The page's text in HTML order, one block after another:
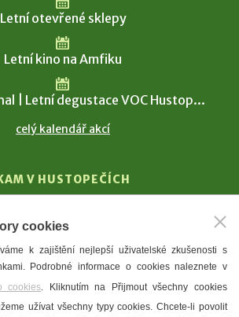
Letní otevřené sklepy
Letní kino na Amfiku
| Letní degustace VOC Hustop...
celý kalendář akcí
V HUSTOPEČÍCH
T. G. Masaryk
Mandloně
Ubytování
Restaurace
cookies
k zajištění nejlepší uživatelské zkušenosti s
Podrobné informace o cookies naleznete v
cookies. Kliknutím na Přijmout všechny cookies
užívat všechny typy cookies. Chcete-li povolit